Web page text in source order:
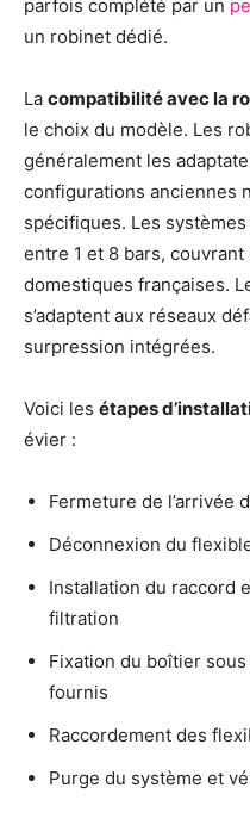
parfois complété par un
un robinet dédié.
La compatibilité avec la
le choix du modèle. Les
généralement les
configurations anciennes
spécifiques. Les
entre 1 et 8 bars,
domestiques françaises.
s’adaptent aux réseaux
surpression intégrées.
Voici les étapes
évier :
Fermeture de l’arrivée
Déconnexion du
Installation du raccord
filtration
Fixation du boîtier
fournis
Raccordement des
Purge du système et